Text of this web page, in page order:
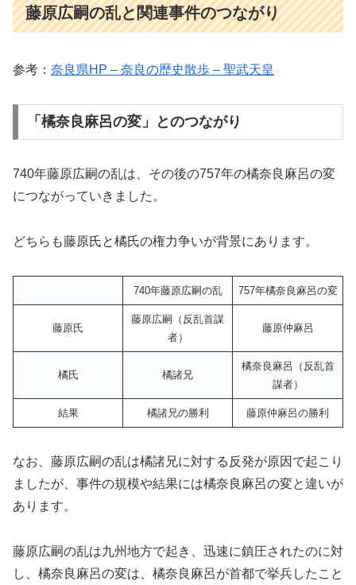
藤原広嗣の乱と関連事件のつながり
参考： 奈良県HP – 奈良の歴史散歩 – 聖武天皇
「橘奈良麻呂の変」とのつながり
740年藤原広嗣の乱は、その後の757年の橘奈良麻呂の変
につながっていきました。
どちらも藤原氏と橘氏の権力争いが背景にあります。
740年藤原広嗣の乱 757年橘奈良麻呂の変
藤原氏
藤原広嗣（反乱首謀
者）
藤原仲麻呂
橘氏 橘諸兄
橘奈良麻呂（反乱首
謀者）
結果 橘諸兄の勝利 藤原仲麻呂の勝利
なお、藤原広嗣の乱は橘諸兄に対する反発が原因で起こり
ましたが、事件の規模や結果には橘奈良麻呂の変と違いが
あります。
藤原広嗣の乱は九州地方で起き、迅速に鎮圧されたのに対
し、橘奈良麻呂の変は、橘奈良麻呂が首都で挙兵したこと